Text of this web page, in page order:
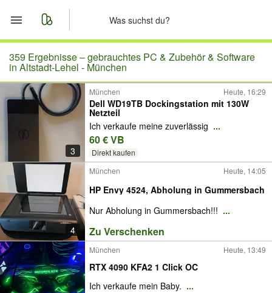
Start
Merkliste
Nachrichten
Anzeige aufgeben
359 Ergebnisse –gebrauchtes PC & Zubehör & Software
in Altstadt-Lehel - München
3
München Heute, 16:29
Dell WD19TB Dockingstation mit 130W
Netzteil
Ich verkaufe meine zuverlässig ...
60 € VB
Direkt kaufen
4
München Heute, 14:05
HP Envy 4524, Abholung in Gummersbach
Nur Abholung in Gummersbach!!! ...
Zu Verschenken
München Heute, 13:49
RTX 4090 KFA2 1 Click OC
Ich verkaufe mein Baby. ...